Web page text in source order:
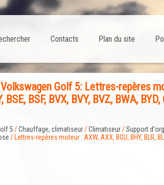
Plan du site
Contacts
Golf 5: Lettres-repères
BSE, BSF, BVX, BVY, BVZ, BWA,
5 /Chauffage, climatiseur/Climatiseur/Support
/ Lettres-repères moteur : AXW, AXX, BGU, BHY, BLR,